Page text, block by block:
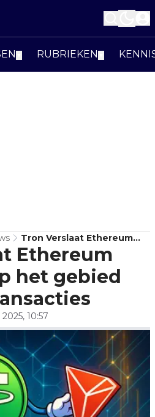
RUBRIEKEN
Tron Verslaat Ethereum
Met 500% Op Het Gebied
Van USDT-Transacties
Ethereum
het gebied
10:57